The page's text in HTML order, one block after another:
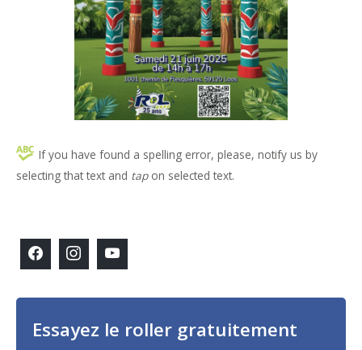
If you have found a spelling error, please, notify us by
selecting that text and tapon selected text.
Essayez le roller gratuitement